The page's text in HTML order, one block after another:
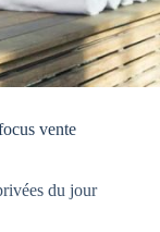
vente
du jour